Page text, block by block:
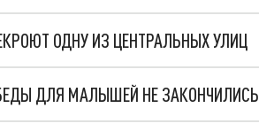
ОДНУ ИЗ ЦЕНТРАЛЬНЫХ УЛИЦ
ДЛЯ МАЛЫШЕЙ НЕ ЗАКОНЧИЛИСЬ